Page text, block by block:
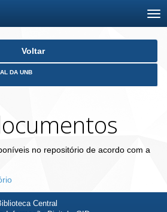
Voltar
DA UNB
no repositório de acordo com a
Central